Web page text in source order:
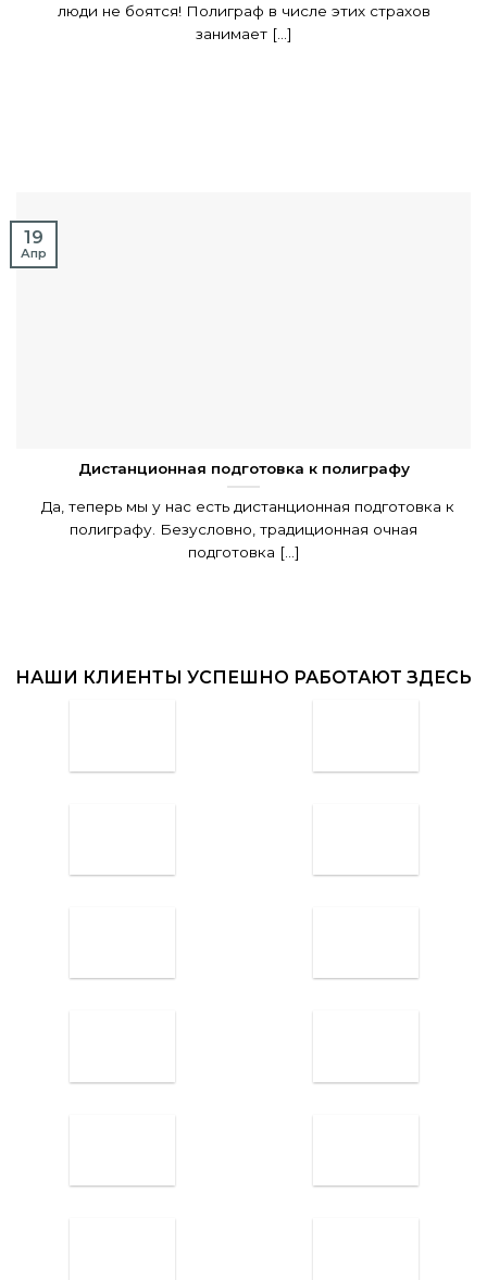
люди не боятся! Полиграф в числе этих страхов
занимает [...]
Дистанционная подготовка к полиграфу
Да, теперь мы у нас есть дистанционная подготовка к
полиграфу. Безусловно, традиционная очная
подготовка [...]
19
Апр
НАШИ КЛИЕНТЫ УСПЕШНО РАБОТАЮТ ЗДЕСЬ